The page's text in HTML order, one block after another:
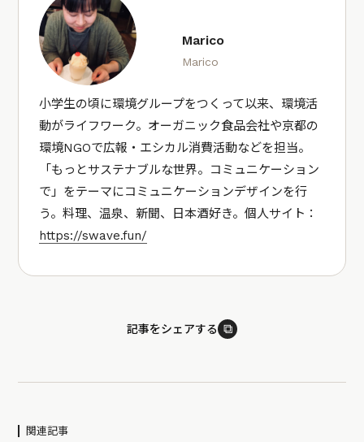
Marico
Marico
小学生の頃に環境グループをつくって以来、環境活
動がライフワーク。オーガニック食品会社や京都の
環境NGOで広報・エシカル消費活動などを担当。
「もっとサステナブルな世界。コミュニケーション
で」をテーマにコミュニケーションデザインを行
う。料理、温泉、新聞、日本酒好き。個人サイト：
https://swave.fun/
記事をシェアする ⧉
関連記事